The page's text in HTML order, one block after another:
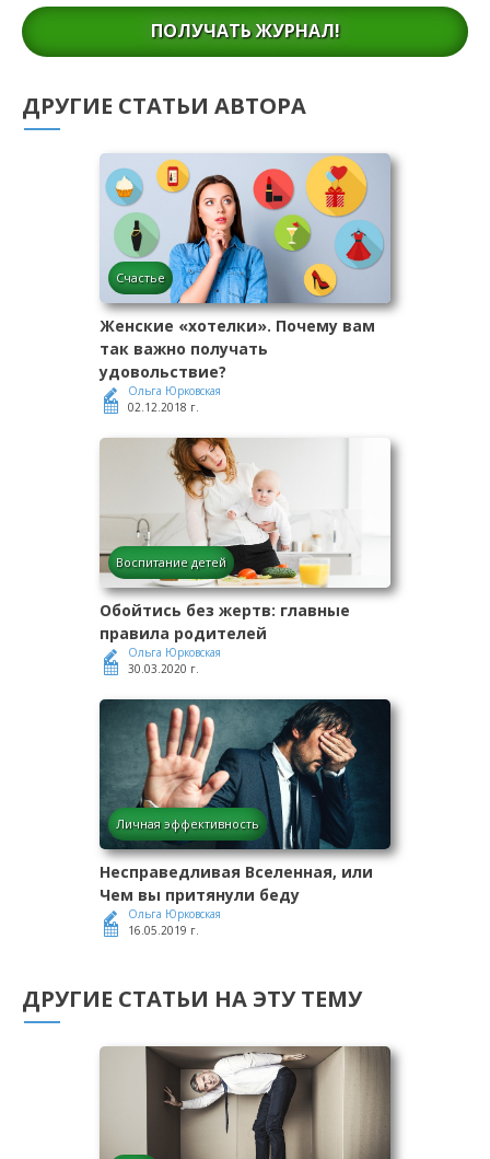
ПОЛУЧАТЬ ЖУРНАЛ!
ДРУГИЕ СТАТЬИ АВТОРА
Счастье
Женские «хотелки». Почему вам
так важно получать
удовольствие?
Ольга Юрковская
02.12.2018 г.
Воспитание детей
Обойтись без жертв: главные
правила родителей
Ольга Юрковская
30.03.2020 г.
Личная эффективность
Несправедливая Вселенная, или
Чем вы притянули беду
Ольга Юрковская
16.05.2019 г.
ДРУГИЕ СТАТЬИ НА ЭТУ ТЕМУ